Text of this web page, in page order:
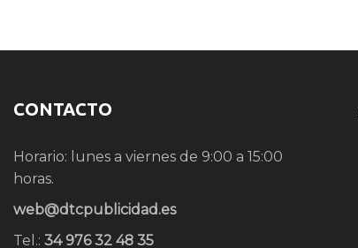
CONTACTO
Horario: lunes a viernes de 9:00 a 15:00
horas.
web@dtcpublicidad.es
Tel.: 34 976 32 48 35